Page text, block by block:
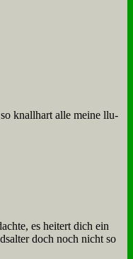
knall­hart al­le mei­ne llu­
es hei­tert dich ein
doch noch nicht so